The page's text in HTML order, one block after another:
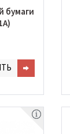
бумаги